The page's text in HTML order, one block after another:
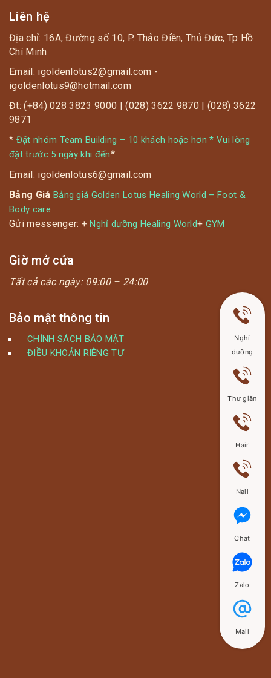
Liên hệ
Địa chỉ: 16A, Đường số 10, P. Thảo Điền, Thủ Đức, Tp Hồ
Chí Minh
Email: igoldenlotus2@gmail.com -
igoldenlotus9@hotmail.com
Đt: (+84) 028 3823 9000 | (028) 3622 9870 | (028) 3622
9871
* Đặt nhóm Team Building – 10 khách hoặc hơn * Vui lòng
đặt trước 5 ngày khi đến*
Email: igoldenlotus6@gmail.com
Bảng Giá Bảng giá Golden Lotus Healing World – Foot &
Body care
Gửi messenger: +Nghỉ dưỡng Healing World+ GYM
Giờ mở cửa
Tất cả các ngày: 09:00 – 24:00
Bảo mật thông tin
CHÍNH SÁCH BẢO MẬT
ĐIỀU KHOẢN RIÊNG TƯ
Nghỉ
dưỡng
Thư giãn
Hair
Nail
Chat
Zalo
Mail